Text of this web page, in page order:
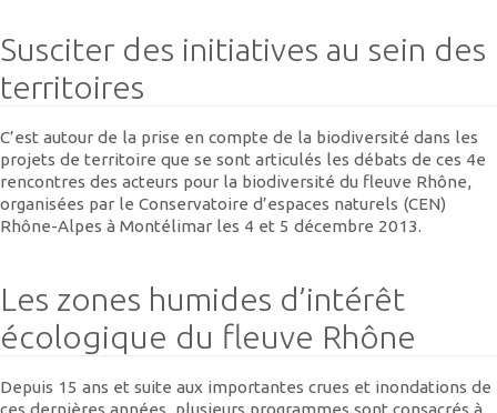
Susciter des initiatives au sein des
territoires
C’est autour de la prise en compte de la biodiversité dans les
projets de territoire que se sont articulés les débats de ces 4e
rencontres des acteurs pour la biodiversité du fleuve Rhône,
organisées par le Conservatoire d’espaces naturels (CEN)
Rhône-Alpes à Montélimar les 4 et 5 décembre 2013.
Les zones humides d’intérêt
écologique du fleuve Rhône
Depuis 15 ans et suite aux importantes crues et inondations de